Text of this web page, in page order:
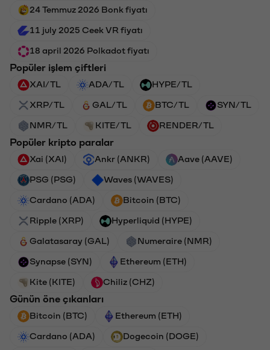
24 Temmuz 2026 Bonk fiyatı
11 july 2025 Ceek VR fiyatı
18 april 2026 Polkadot fiyatı
Popüler işlem çiftleri
XAI/TL ADA/TL HYPE/TL
XRP/TL GAL/TL BTC/TL SYN/TL
NMR/TL KITE/TL RENDER/TL
Popüler kripto paralar
Xai (XAI) Ankr (ANKR) Aave (AAVE)
PSG (PSG) Waves (WAVES)
Cardano (ADA) Bitcoin (BTC)
Ripple (XRP) Hyperliquid (HYPE)
Galatasaray (GAL) Numeraire (NMR)
Synapse (SYN) Ethereum (ETH)
Kite (KITE) Chiliz (CHZ)
Günün öne çıkanları
Bitcoin (BTC) Ethereum (ETH)
Cardano (ADA) Dogecoin (DOGE)